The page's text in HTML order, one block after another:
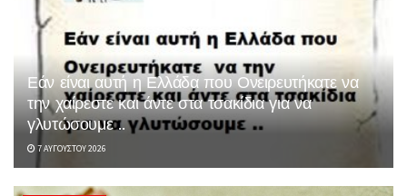
Εάν είναι αυτή η Ελλάδα που Ονειρευτήκατε να
την χαίρεστε και άντε στα τσακίδια για να
γλυτώσουμε ..
7 ΑΥΓΟΎΣΤΟΥ 2026